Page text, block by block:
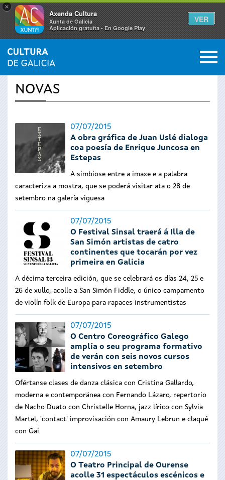
×
Axenda Cultura
Xunta de Galicia
Aplicación gratuíta - En Google Play
VER
Vostede
está
aquí
INICIO › ACTUALIDADE 0
NOVAS
07/07/2015
A obra gráfica de Juan Uslé dialoga
coa poesía de Enrique Juncosa en
Estepas
A simbiose entre a imaxe e a palabra
caracteriza a mostra, que se poderá visitar ata o 28 de
setembro na galería viguesa
07/07/2015
O Festival Sinsal traerá á Illa de
San Simón artistas de catro
continentes que tocarán por vez
primeira en Galicia
A décima terceira edición, que se celebrará os días 24, 25 e
26 de xullo, acolle a San Simón Fiddle, o único campamento
de violín folk de Europa para rapaces instrumentistas
07/07/2015
O Centro Coreográfico Galego
amplía o seu programa formativo
de verán con seis novos cursos
intensivos en setembro
Ofértanse clases de danza clásica con Cristina Gallardo,
moderna e contemporánea con Fernando Lázaro, repertorio
de Nacho Duato con Christelle Horna, jazz lírico con Sylvia
Martel, 'contact' improvisación con Amaury Lebrun e claqué
con Gai
07/07/2015
O Teatro Principal de Ourense
acolle 31 espectáculos escénicos e